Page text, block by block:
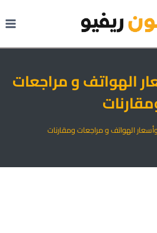
الهواتف و مراجعات
الهواتف و مراجعات ومقارنات